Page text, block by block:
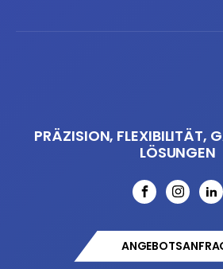
PRÄZISION, FLEXIBILITÄT,
LÖSUNGEN